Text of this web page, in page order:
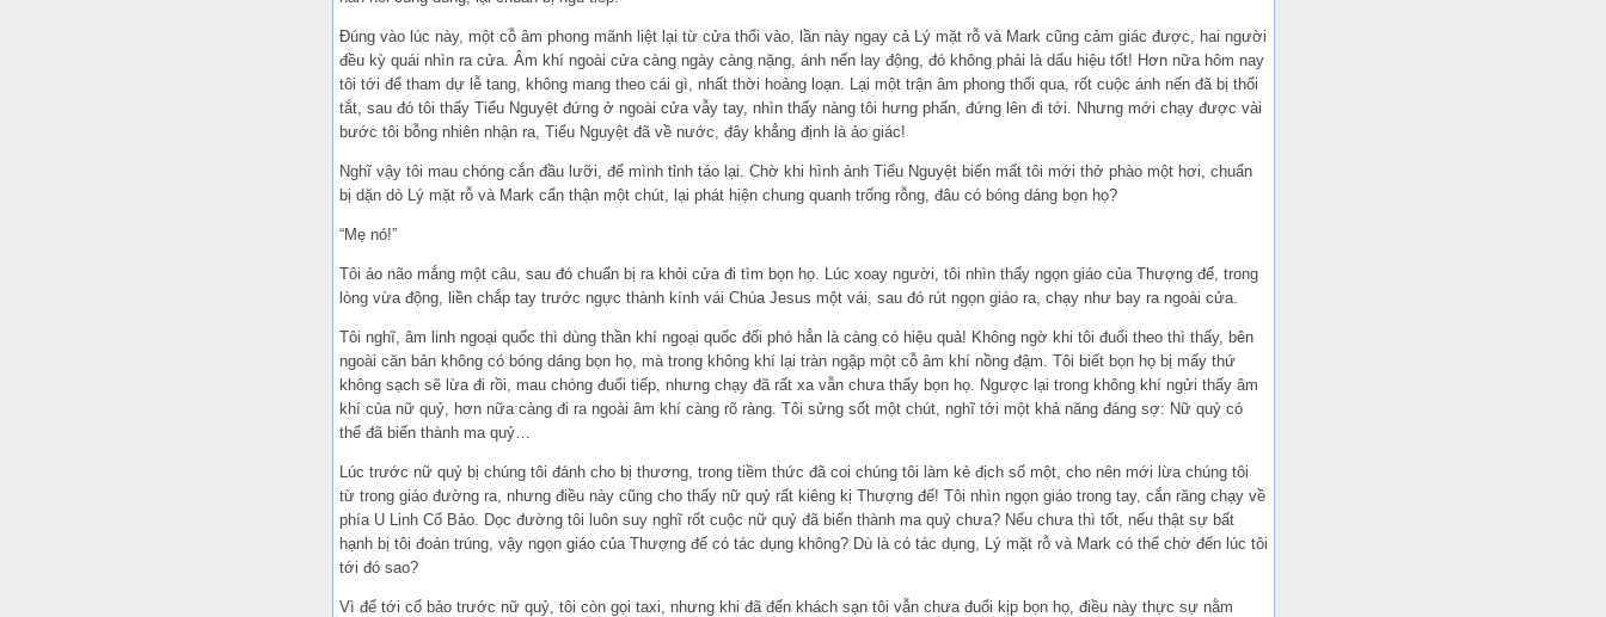
Đúng vào lúc này, một cỗ âm phong mãnh liệt lại từ cửa thổi vào, lần này ngay cả Lý mặt rỗ và Mark cũng cảm giác được, hai người
đều kỳ quái nhìn ra cửa. Âm khí ngoài cửa càng ngày càng nặng, ánh nến lay động, đó không phải là dấu hiệu tốt! Hơn nữa hôm nay
tôi tới để tham dự lễ tang, không mang theo cái gì, nhất thời hoảng loạn. Lại một trận âm phong thổi qua, rốt cuộc ánh nến đã bị thổi
tắt, sau đó tôi thấy Tiểu Nguyệt đứng ở ngoài cửa vẫy tay, nhìn thấy nàng tôi hưng phấn, đứng lên đi tới. Nhưng mới chạy được vài
bước tôi bỗng nhiên nhận ra, Tiểu Nguyệt đã về nước, đây khẳng định là ảo giác!
Nghĩ vậy tôi mau chóng cắn đầu lưỡi, để mình tỉnh táo lại. Chờ khi hình ảnh Tiểu Nguyệt biến mất tôi mới thở phào một hơi, chuẩn
bị dặn dò Lý mặt rỗ và Mark cẩn thận một chút, lại phát hiện chung quanh trống rỗng, đâu có bóng dáng bọn họ?
“Mẹ nó!”
Tôi ảo não mắng một câu, sau đó chuẩn bị ra khỏi cửa đi tìm bọn họ. Lúc xoay người, tôi nhìn thấy ngọn giáo của Thượng đế, trong
lòng vừa động, liền chắp tay trước ngực thành kính vái Chúa Jesus một vái, sau đó rút ngọn giáo ra, chạy như bay ra ngoài cửa.
Tôi nghĩ, âm linh ngoại quốc thì dùng thần khí ngoại quốc đối phó hẳn là càng có hiệu quả! Không ngờ khi tôi đuổi theo thì thấy, bên
ngoài căn bản không có bóng dáng bọn họ, mà trong không khí lại tràn ngập một cỗ âm khí nồng đậm. Tôi biết bọn họ bị mấy thứ
không sạch sẽ lừa đi rồi, mau chóng đuổi tiếp, nhưng chạy đã rất xa vẫn chưa thấy bọn họ. Ngược lại trong không khí ngửi thấy âm
khí của nữ quỷ, hơn nữa càng đi ra ngoài âm khí càng rõ ràng. Tôi sửng sốt một chút, nghĩ tới một khả năng đáng sợ: Nữ quỷ có
thể đã biến thành ma quỷ…
Lúc trước nữ quỷ bị chúng tôi đánh cho bị thương, trong tiềm thức đã coi chúng tôi làm kẻ địch số một, cho nên mới lừa chúng tôi
từ trong giáo đường ra, nhưng điều này cũng cho thấy nữ quỷ rất kiêng kị Thượng đế! Tôi nhìn ngọn giáo trong tay, cắn răng chạy về
phía U Linh Cổ Bảo. Dọc đường tôi luôn suy nghĩ rốt cuộc nữ quỷ đã biến thành ma quỷ chưa? Nếu chưa thì tốt, nếu thật sự bất
hạnh bị tôi đoán trúng, vậy ngọn giáo của Thượng đế có tác dụng không? Dù là có tác dụng, Lý mặt rỗ và Mark có thể chờ đến lúc tôi
tới đó sao?
Vì để tới cổ bảo trước nữ quỷ, tôi còn gọi taxi, nhưng khi đã đến khách sạn tôi vẫn chưa đuổi kịp bọn họ, điều này thực sự nằm